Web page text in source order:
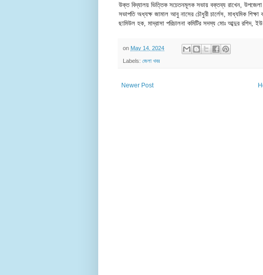
উক্ত বিদ্যালয় ভিত্তিক সচেতনমূলক সভায় বক্তব্য রাখেন, উপজেলা
সভাপতি অধ্যক্ষ জামাল আবু নাসের চৌধুরী চার্লেস, মাধ্যমিক
ছামিউল হক, মাদ্রাসা পরিচালনা কমিটির সদস্য মোঃ আব্দুর
on May 14, 2024
Labels: জেলা খবর
Newer Post